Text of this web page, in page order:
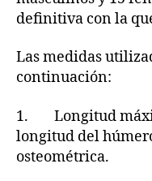
definitiva con la
Las medidas
continuación:
1. Longitud
longitud del
osteométrica.